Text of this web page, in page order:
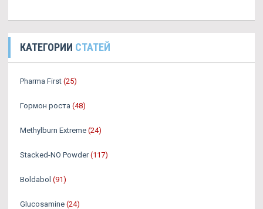
КАТЕГОРИИ СТАТЕЙ
Pharma First (25)
Гормон роста (48)
Methylburn Extreme (24)
Stacked-NO Powder (117)
Boldabol (91)
Glucosamine (24)